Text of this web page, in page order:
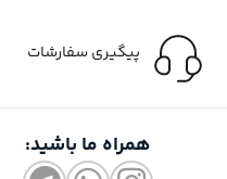
پیگیری سفارشات
همراه ما باشید: